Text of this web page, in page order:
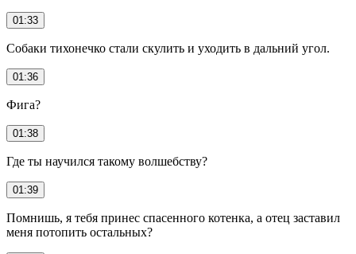
01:33
Собаки тихонечко стали скулить и уходить в дальний угол.
01:36
Фига?
01:38
Где ты научился такому волшебству?
01:39
Помнишь, я тебя принес спасенного котенка, а отец заставил
меня потопить остальных?